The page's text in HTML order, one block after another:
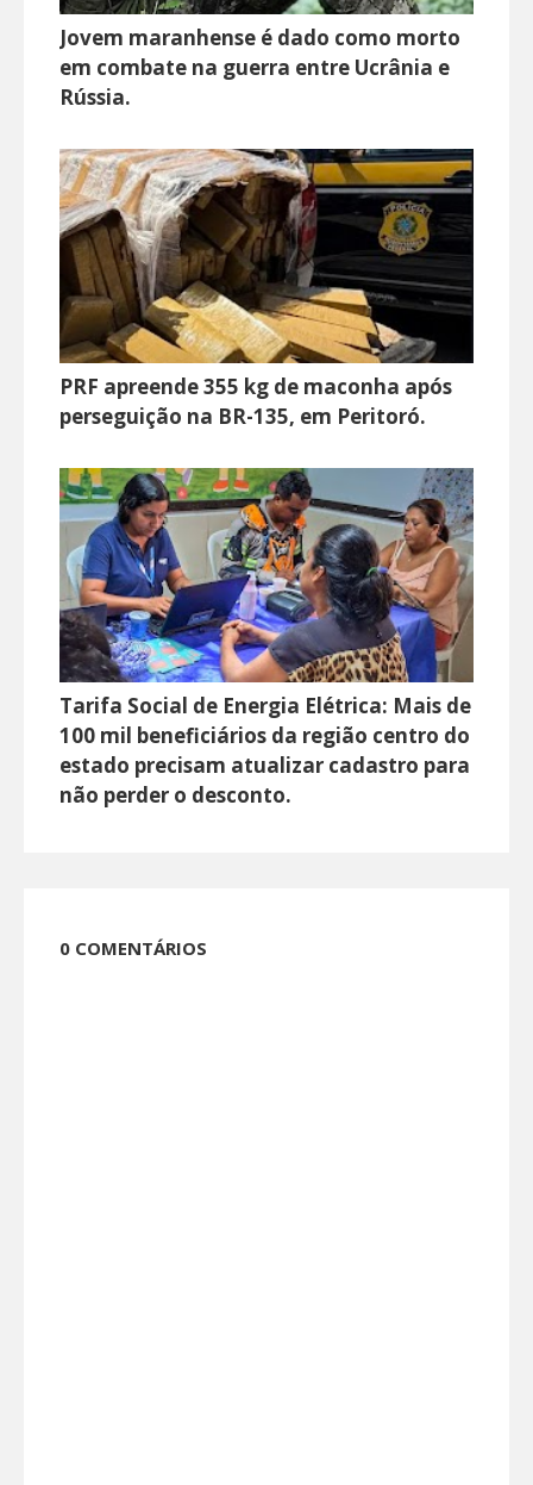
Jovem maranhense é dado como morto
em combate na guerra entre Ucrânia e
Rússia.
PRF apreende 355 kg de maconha após
perseguição na BR-135, em Peritoró.
Tarifa Social de Energia Elétrica: Mais de
100 mil beneficiários da região centro do
estado precisam atualizar cadastro para
não perder o desconto.
0 COMENTÁRIOS